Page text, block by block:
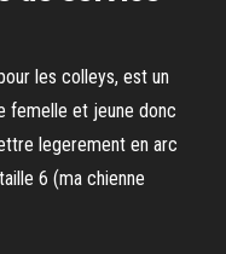
les colleys, est un
femelle et jeune donc
legerement en arc
6 (ma chienne